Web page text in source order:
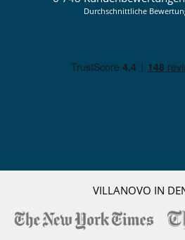
Durchschnittliche
VILLANOVO IN